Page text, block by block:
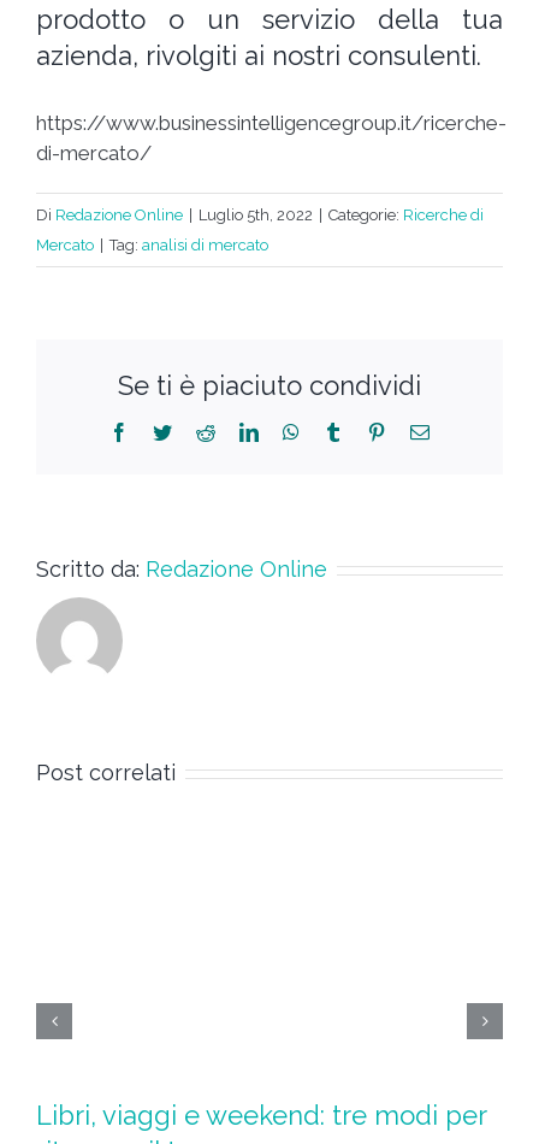
prodotto o un servizio della tua
azienda, rivolgiti ai nostri consulenti.
https://www.businessintelligencegroup.it/ricerche-
di-mercato/
Di Redazione Online Luglio 5th, 2022 Categorie: Ricerche di
Mercato
Tag: analisi di mercato
Se ti è piaciuto condividi
Scritto da: Redazione Online
Post correlati
Libri, viaggi e weekend: tre modi per